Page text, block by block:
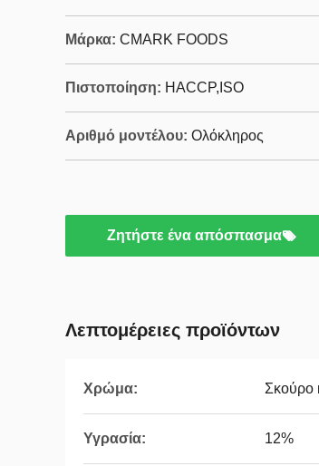
Μάρκα: CMARK FOODS
Πιστοποίηση: HACCP,ISO
Αριθμό μοντέλου: Ολόκληρος
Ζητήστε ένα απόσπασμα
Λεπτομέρειες προϊόντων
Χρώμα: Σκούρο
Υγρασία: 12%